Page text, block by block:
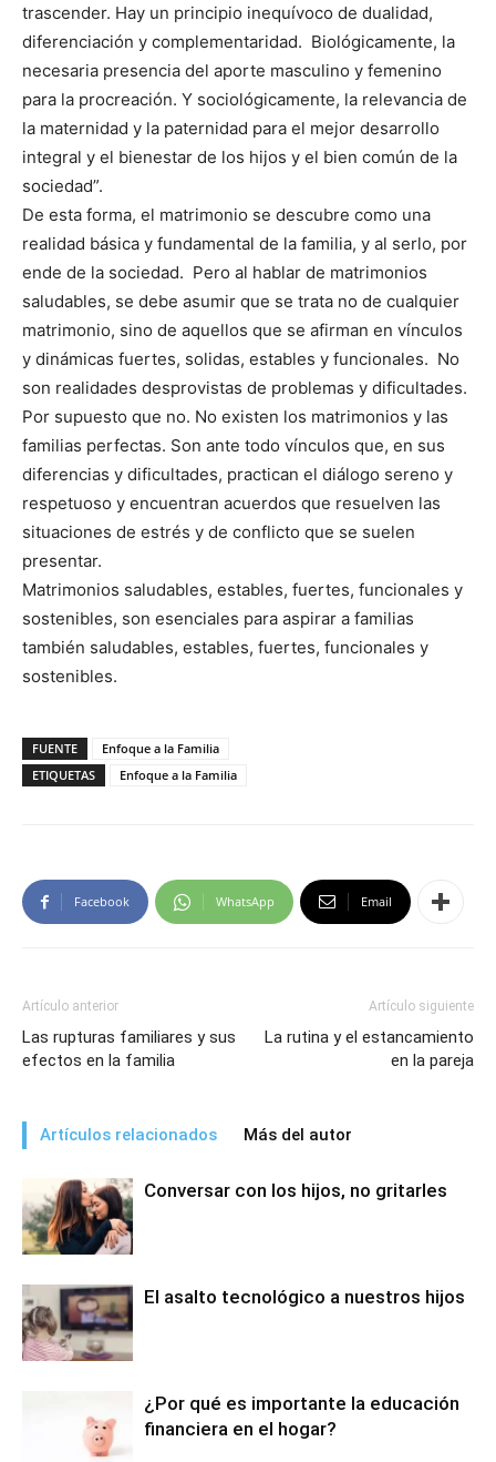
trascender. Hay un principio inequívoco de dualidad,
diferenciación y complementaridad. Biológicamente, la
necesaria presencia del aporte masculino y femenino
para la procreación. Y sociológicamente, la relevancia de
la maternidad y la paternidad para el mejor desarrollo
integral y el bienestar de los hijos y el bien común de la
sociedad”.
De esta forma, el matrimonio se descubre como una
realidad básica y fundamental de la familia, y al serlo, por
ende de la sociedad. Pero al hablar de matrimonios
saludables, se debe asumir que se trata no de cualquier
matrimonio, sino de aquellos que se afirman en vínculos
y dinámicas fuertes, solidas, estables y funcionales. No
son realidades desprovistas de problemas y dificultades.
Por supuesto que no. No existen los matrimonios y las
familias perfectas. Son ante todo vínculos que, en sus
diferencias y dificultades, practican el diálogo sereno y
respetuoso y encuentran acuerdos que resuelven las
situaciones de estrés y de conflicto que se suelen
presentar.
Matrimonios saludables, estables, fuertes, funcionales y
sostenibles, son esenciales para aspirar a familias
también saludables, estables, fuertes, funcionales y
sostenibles.
FUENTE
Enfoque a la Familia
ETIQUETAS
Enfoque a la Familia
Facebook WhatsApp Email
Artículo anterior
Las rupturas familiares y sus
efectos en la familia
Artículo siguiente
La rutina y el estancamiento
en la pareja
Artículos relacionados Más del autor
Conversar con los hijos, no gritarles
El asalto tecnológico a nuestros hijos
¿Por qué es importante la educación
financiera en el hogar?